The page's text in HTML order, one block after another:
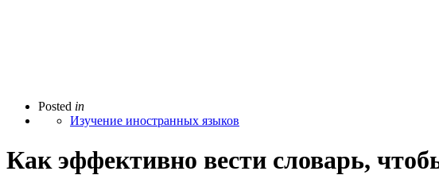
Posted in
Изучение иностранных языков
Как эффективно вести словарь,